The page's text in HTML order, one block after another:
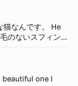
ヤっとしている
がりの表面が平
in thought. He
he is. 他人
ことをいつも観
one I